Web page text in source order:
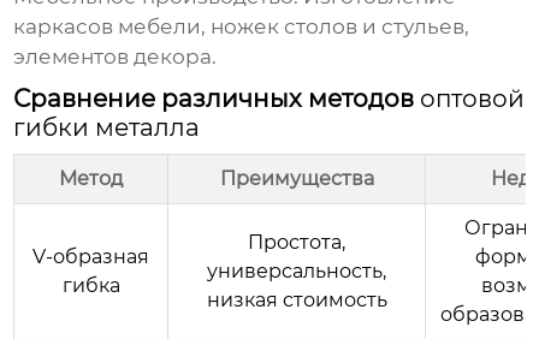
каркасов мебели, ножек столов и стульев,
элементов декора.
Сравнение различных методов оптовой
гибки металла
Метод Преимущества
V-образная
гибка
Простота,
универсальность,
низкая стоимость